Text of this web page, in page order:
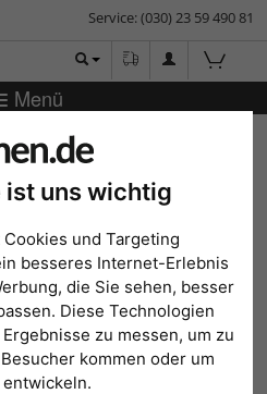
ist uns wichtig
und Targeting
besseres Internet-Erlebnis
die Sie sehen, besser
Diese Technologien
zu messen, um zu
kommen oder um
Service: (030) 23 59 490 81
Menü
Bilderrahmen